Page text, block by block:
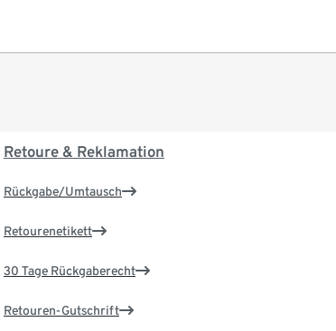
Retoure & Reklamation
Rückgabe/Umtausch
Retourenetikett
30 Tage Rückgaberecht
Retouren-Gutschrift